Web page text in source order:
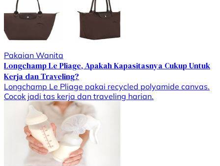
Pakaian Wanita
Longchamp Le Pliage, Apakah Kapasitasnya Cukup Untuk
Kerja dan Traveling?
Longchamp Le Pliage pakai recycled polyamide canvas.
Cocok jadi tas kerja dan traveling harian.